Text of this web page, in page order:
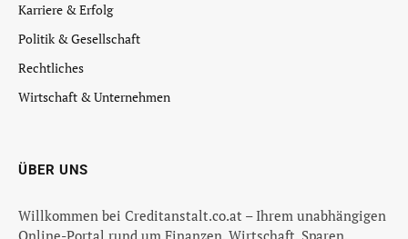
Karriere & Erfolg
Politik & Gesellschaft
Rechtliches
Wirtschaft & Unternehmen
ÜBER UNS
Willkommen bei Creditanstalt.co.at – Ihrem unabhängigen